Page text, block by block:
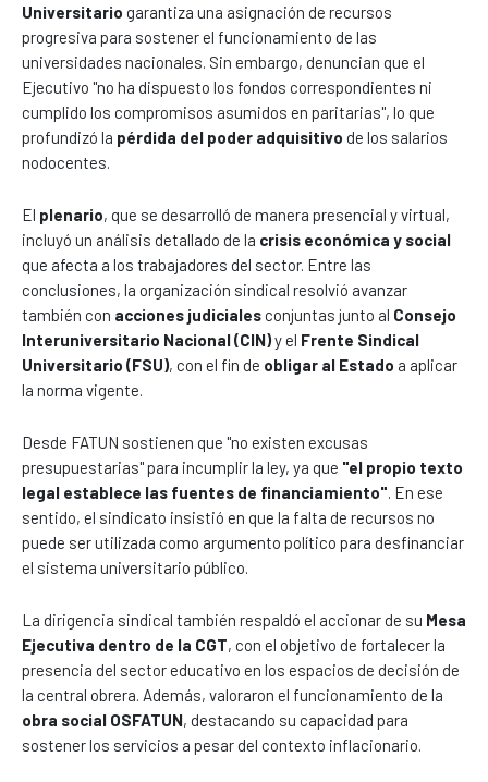
Universitario garantiza una asignación de recursos
progresiva para sostener el funcionamiento de las
universidades nacionales. Sin embargo, denuncian que el
Ejecutivo "no ha dispuesto los fondos correspondientes ni
cumplido los compromisos asumidos en paritarias", lo que
profundizó la pérdida del poder adquisitivo de los salarios
nodocentes.
El plenario, que se desarrolló de manera presencial y virtual,
incluyó un análisis detallado de la crisis económica y social
que afecta a los trabajadores del sector. Entre las
conclusiones, la organización sindical resolvió avanzar
también con acciones judiciales conjuntas junto al Consejo
Interuniversitario Nacional (CIN)y el Frente Sindical
Universitario (FSU), con el fin de obligar al Estado a aplicar
la norma vigente.
Desde FATUN sostienen que "no existen excusas
presupuestarias" para incumplir la ley, ya que "el propio texto
legal establece las fuentes de financiamiento". En ese
sentido, el sindicato insistió en que la falta de recursos no
puede ser utilizada como argumento político para desfinanciar
el sistema universitario público.
La dirigencia sindical también respaldó el accionar de su Mesa
Ejecutiva dentro de la CGT, con el objetivo de fortalecer la
presencia del sector educativo en los espacios de decisión de
la central obrera. Además, valoraron el funcionamiento de la
obra social OSFATUN, destacando su capacidad para
sostener los servicios a pesar del contexto inflacionario.